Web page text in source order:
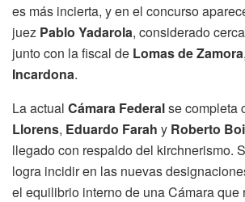
es más incierta, y en el concurso
juez Pablo Yadarola, considerado
junto con la fiscal de Lomas de Zamora,
Incardona.
La actual Cámara Federalse completa
Llorens, Eduardo Farah y Roberto
llegado con respaldo del kirchnerismo.
logra incidir en las nuevas
el equilibrio interno de una Cámara